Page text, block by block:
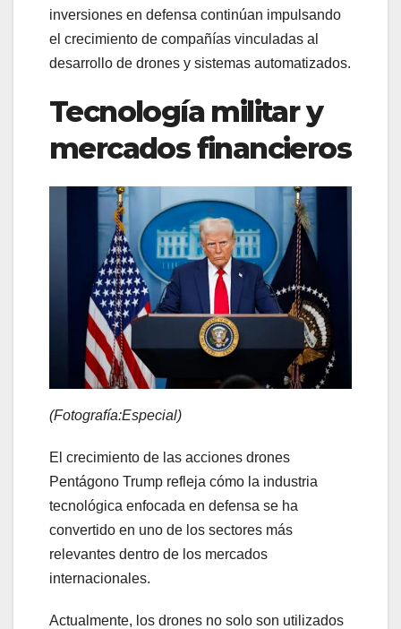
inversiones en defensa continúan impulsando
el crecimiento de compañías vinculadas al
desarrollo de drones y sistemas automatizados.
Tecnología militar y
mercados financieros
(Fotografía:Especial)
El crecimiento de las acciones drones
Pentágono Trump refleja cómo la industria
tecnológica enfocada en defensa se ha
convertido en uno de los sectores más
relevantes dentro de los mercados
internacionales.
Actualmente, los drones no solo son utilizados